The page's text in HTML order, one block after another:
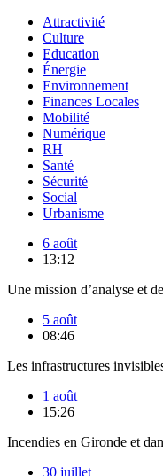
Attractivité
Culture
Education
Énergie
Environnement
Finances Locales
Mobilité
Numérique
RH
Santé
Sécurité
Social
Urbanisme
6 août
13:12
Une mission d’analyse et
5 août
08:46
Les infrastructures
1 août
15:26
Incendies en Gironde et
30 juillet